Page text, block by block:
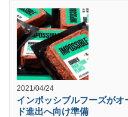
2021/04/24
インポッシブルフーズが
ド進出へ向け準備